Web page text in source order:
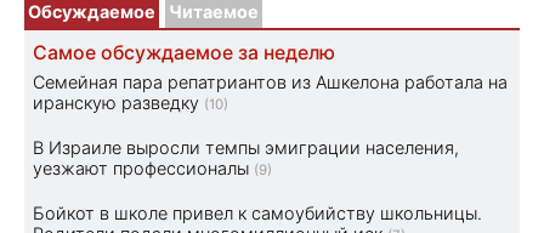
Обсуждаемое Читаемое
Самое обсуждаемое за неделю
Семейная пара репатриантов из Ашкелона работала на
иранскую разведку (10)
В Израиле выросли темпы эмиграции населения,
уезжают профессионалы (9)
Бойкот в школе привел к самоубийству школьницы.